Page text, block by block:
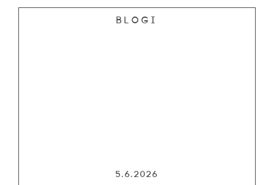
Blogi
5.6.2026